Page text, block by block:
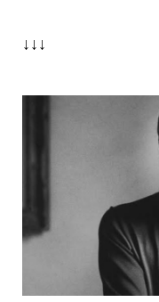
↓↓↓